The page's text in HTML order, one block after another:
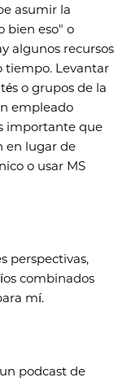
asumir la
bien eso" o
algunos recursos
tiempo. Levantar
o grupos de la
empleado
importante que
en lugar de
o usar MS
perspectivas,
combinados
mí.
podcast de